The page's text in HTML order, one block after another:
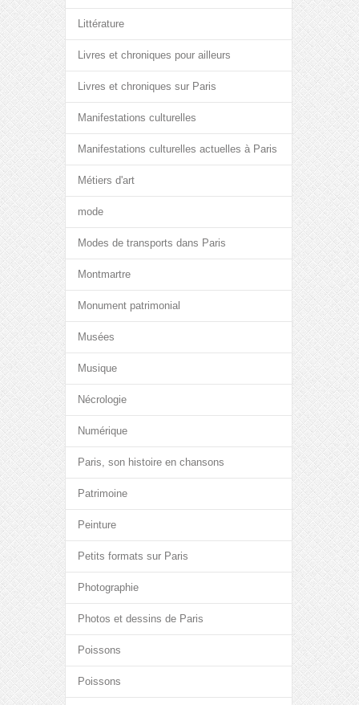
Littérature
Livres et chroniques pour ailleurs
Livres et chroniques sur Paris
Manifestations culturelles
Manifestations culturelles actuelles à Paris
Métiers d'art
mode
Modes de transports dans Paris
Montmartre
Monument patrimonial
Musées
Musique
Nécrologie
Numérique
Paris, son histoire en chansons
Patrimoine
Peinture
Petits formats sur Paris
Photographie
Photos et dessins de Paris
Poissons
Poissons